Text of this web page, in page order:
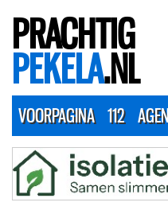
PRACHTIG
PEKELA.NL
VOORPAGINA 112